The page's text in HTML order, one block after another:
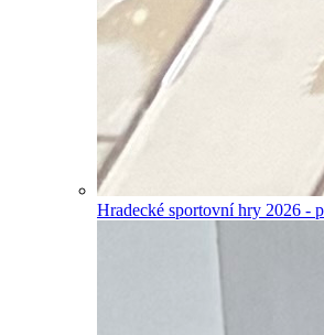
Hradecké sportovní hry 2026 -